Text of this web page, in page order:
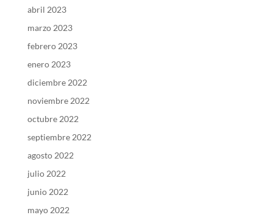
abril 2023
marzo 2023
febrero 2023
enero 2023
diciembre 2022
noviembre 2022
octubre 2022
septiembre 2022
agosto 2022
julio 2022
junio 2022
mayo 2022